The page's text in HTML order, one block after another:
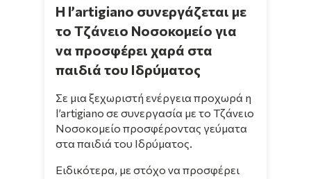
Η l’artigiano συνεργάζεται με
το Τζάνειο Νοσοκομείο για
να προσφέρει χαρά στα
παιδιά του Ιδρύματος
Σε μια ξεχωριστή ενέργεια προχωρά η
l’artigiano σε συνεργασία με το Τζάνειο
Νοσοκομείο προσφέροντας γεύματα
στα παιδιά του Ιδρύματος.
Ειδικότερα, με στόχο να προσφέρει